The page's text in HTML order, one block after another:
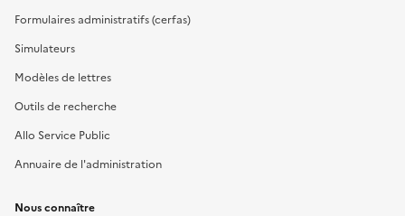
Formulaires administratifs (cerfas)
Simulateurs
Modèles de lettres
Outils de recherche
Allo Service Public
Annuaire de l'administration
Nous connaître